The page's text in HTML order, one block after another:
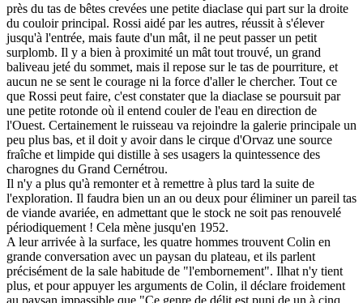
près du tas de bêtes crevées une petite diaclase qui part sur la droite
du couloir principal. Rossi aidé par les autres, réussit à s'élever
jusqu'à l'entrée, mais faute d'un mât, il ne peut passer un petit
surplomb. Il y a bien à proximité un mât tout trouvé, un grand
baliveau jeté du sommet, mais il repose sur le tas de pourriture, et
aucun ne se sent le courage ni la force d'aller le chercher. Tout ce
que Rossi peut faire, c'est constater que la diaclase se poursuit par
une petite rotonde où il entend couler de l'eau en direction de
l'Ouest. Certainement le ruisseau va rejoindre la galerie principale un
peu plus bas, et il doit y avoir dans le cirque d'Orvaz une source
fraîche et limpide qui distille à ses usagers la quintessence des
charognes du Grand Cernétrou.
Il n'y a plus qu'à remonter et à remettre à plus tard la suite de
l'exploration. Il faudra bien un an ou deux pour éliminer un pareil tas
de viande avariée, en admettant que le stock ne soit pas renouvelé
périodiquement ! Cela mène jusqu'en 1952.
A leur arrivée à la surface, les quatre hommes trouvent Colin en
grande conversation avec un paysan du plateau, et ils parlent
précisément de la sale habitude de "l'embornement". Ilhat n'y tient
plus, et pour appuyer les arguments de Colin, il déclare froidement
au paysan impassible que "Ce genre de délit est puni de un à cinq